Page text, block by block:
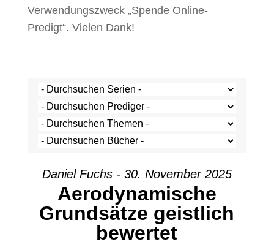
Verwendungszweck „Spende Online-
Predigt“. Vielen Dank!
Daniel Fuchs - 30. November 2025
Aerodynamische
Grundsätze geistlich
bewertet